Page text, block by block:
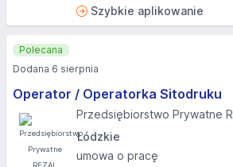
Szybkie aplikowanie
Operator / Operatorka Sitodruku
Przedsiębiorstwo Prywatne
Łódzkie
umowa o pracę
Polecana
Dodana 6 sierpnia